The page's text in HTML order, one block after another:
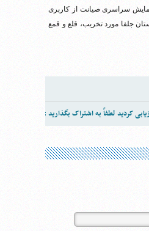
سراسری صیانت از کاربری
جلفا مورد تخریب، قلع و قمع
کردید لطفاً به اشتراک بگذارید :